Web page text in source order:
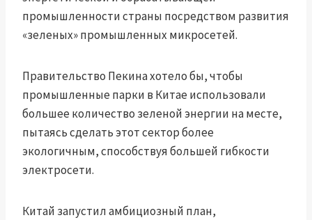
промышленности страны посредством развития
«зеленых» промышленных микросетей.
Правительство Пекина хотело бы, чтобы
промышленные парки в Китае использовали
большее количество зеленой энергии на месте,
пытаясь сделать этот сектор более
экологичным, способствуя большей гибкости
электросети.
Китай запустил амбициозный план,